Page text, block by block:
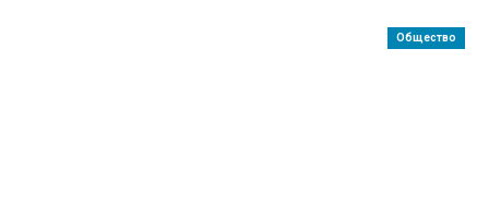
Общество